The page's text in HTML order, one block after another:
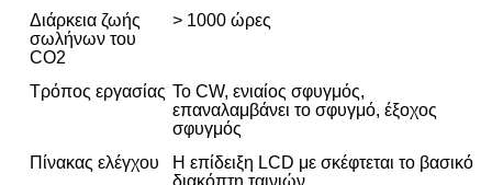
Διάρκεια ζωής
σωλήνων του
CO2
> 1000 ώρες
Τρόπος εργασίας Το CW, ενιαίος σφυγμός,
επαναλαμβάνει το σφυγμό, έξοχος
σφυγμός
Πίνακας ελέγχου
Η επίδειξη LCD με σκέφτεται το βασικό
διακόπτη ταινιών